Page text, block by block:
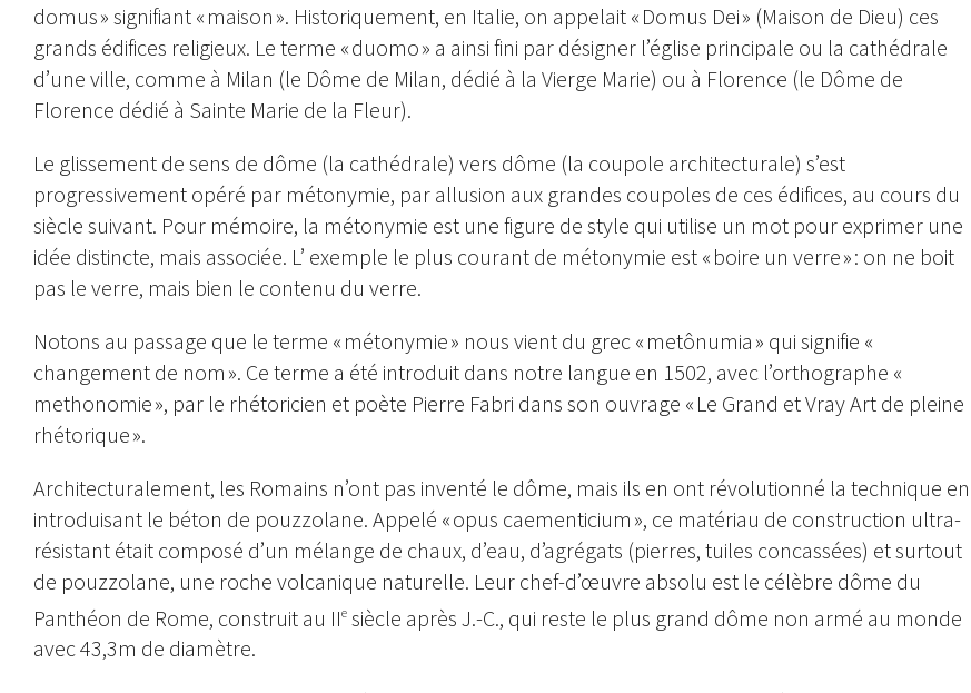
domus » signifiant « maison ». Historiquement, en Italie, on appelait « Domus Dei » (Maison de Dieu) ces
grands édifices religieux. Le terme « duomo » a ainsi fini par désigner l’église principale ou la cathédrale
d’une ville, comme à Milan (le Dôme de Milan, dédié à la Vierge Marie) ou à Florence (le Dôme de
Florence dédié à Sainte Marie de la Fleur).
Le glissement de sens de dôme (la cathédrale) vers dôme (la coupole architecturale) s’est
progressivement opéré par métonymie, par allusion aux grandes coupoles de ces édifices, au cours du
siècle suivant. Pour mémoire, la métonymie est une figure de style qui utilise un mot pour exprimer une
idée distincte, mais associée. L’ exemple le plus courant de métonymie est « boire un verre » : on ne boit
pas le verre, mais bien le contenu du verre.
Notons au passage que le terme « métonymie » nous vient du grec « metônumia » qui signifie «
changement de nom ». Ce terme a été introduit dans notre langue en 1502, avec l’orthographe «
methonomie », par le rhétoricien et poète Pierre Fabri dans son ouvrage « Le Grand et Vray Art de pleine
rhétorique ».
Architecturalement, les Romains n’ont pas inventé le dôme, mais ils en ont révolutionné la technique en
introduisant le béton de pouzzolane. Appelé « opus caementicium », ce matériau de construction ultra-
résistant était composé d’un mélange de chaux, d’eau, d’agrégats (pierres, tuiles concassées) et surtout
de pouzzolane, une roche volcanique naturelle. Leur chef-d’œuvre absolu est le célèbre dôme du
Panthéon de Rome, construit au IIe siècle après J.-C., qui reste le plus grand dôme non armé au monde
avec 43,3m de diamètre.